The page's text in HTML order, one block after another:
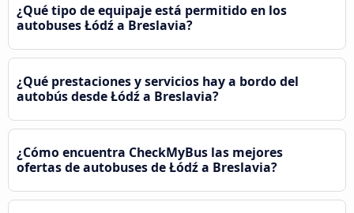
¿Qué tipo de equipaje está permitido en los
autobuses Łódź a Breslavia?
¿Qué prestaciones y servicios hay a bordo del
autobús desde Łódź a Breslavia?
¿Cómo encuentra CheckMyBus las mejores
ofertas de autobuses de Łódź a Breslavia?